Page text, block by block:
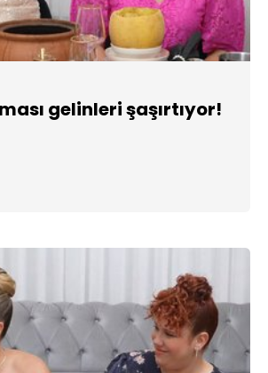
gelinleri şaşırtıyor!